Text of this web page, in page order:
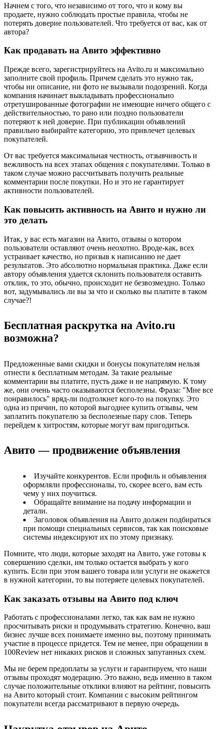
Начнем с того, что независимо от того, что и кому вы
продаете, нужно соблюдать простые правила, чтобы не
потерять доверие пользователей. Что требуется от вас, как от
автора?
Как продавать на Авито эффективно
Прежде всего, зарегистрируйтесь на Avito.ru и максимально
заполните свой профиль. Причем сделать это нужно так,
чтобы ни описание, ни фото не вызывали подозрений. Когда
компания начинает выкладывать профессионально
отретушированные фотографии не имеющие ничего общего с
действительностью, то рано или поздно пользователи
потеряют к ней доверие. При публикации объявлений
правильно выбирайте категорию, это привлечет целевых
покупателей.
От вас требуется максимальная честность, отзывчивость и
вежливость на всех этапах общения с покупателями. Только в
таком случае можно рассчитывать получить реальные
комментарии после покупки. Но и это не гарантирует
активности пользователей.
Как повысить активность на Авито и нужно ли
это делать
Итак, у вас есть магазин на Авито, отзывы о котором
пользователи оставляют очень неохотно. Вроде-как, всех
устраивает качество, но призыв к написанию не дает
результатов. Это абсолютно нормальная практика. Даже если
автору объявления удается склонить пользователя оставить
отклик, то это, обычно, происходит не безвозмездно. Только
вот, задумывались ли вы за что и сколько вы платите в таком
случае?!
Бесплатная раскрутка на Avito.ru
возможна?
Предложенные вами скидки и бонусы покупателям нельзя
отнести к бесплатным методам. За такие реальные
комментарии вы платите, пусть даже и не напрямую. К тому
же, они очень часто оказываются бесполезны. Фраза: "Мне все
понравилось" вряд-ли подтолкнет кого-то на покупку. Это
одна из причин, по которой выгоднее купить отзывы, чем
заплатить покупателю за бесполезные пару слов. Теперь
перейдем к хитростям, которые могут вам пригодиться.
Авито — продвижение объявления
Изучайте конкурентов. Если профиль и объявления
оформляли профессионалы, то, скорее всего, вам есть
чему у них поучиться.
Обращайте внимание на подачу информации и
детали.
Заголовок объявления на Авито должен подбираться
при помощи специальных сервисов, так как поисковые
системы индексируют их по этому признаку.
Помните, что люди, которые заходят на Авито, уже готовы к
совершению сделки, им только остается выбрать у кого
купить. Если при этом вашего товара или услуги не окажется
в нужной категории, то вы потеряете целевых покупателей.
Как заказать отзывы на Авито под ключ
Работать с профессионалами легко, так как вам не нужно
просчитывать риски и продумывать стратегию. Конечно, ваш
бизнес лучше всех понимаете именно вы, поэтому принимать
участие в процессе придется. Тем не менее, при обращении в
100Review нет никаких рисков и сложных запутанных схем.
Мы не берем предоплаты за услуги и гарантируем, что наши
отзывы проходят модерацию. Это важно, ведь именно в таком
случае положительные отклики влияют на рейтинг, повысить
на Авито который стоит. Компании с высоким рейтингом
покупатели всегда рассматривают в первую очередь.